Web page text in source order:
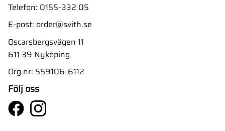
Telefon: 0155-332 05
E-post: order@svith.se
Oscarsbergsvägen 11
611 39 Nyköping
Org.nr: 559106-6112
Följ oss